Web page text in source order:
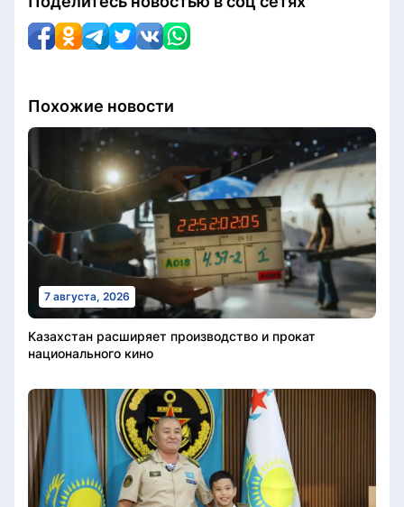
Похожие новости
7 августа, 2026
Казахстан расширяет производство и прокат
национального кино